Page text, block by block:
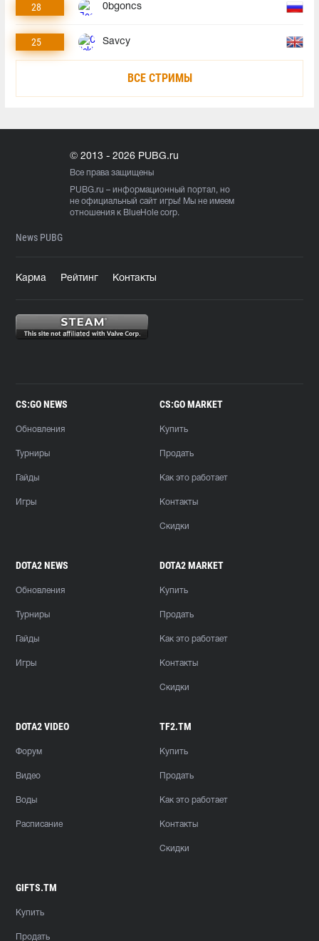
28 0bgoncs
25 Savcy
ВСЕ СТРИМЫ
© 2013 - 2026 PUBG.ru
Все права защищены
PUBG.ru – информационный портал, но
не официальный сайт игры! Мы не имеем
отношения к BlueHole corp.
News PUBG
Карма Рейтинг Контакты
CS:GO NEWS
Обновления
Турниры
Гайды
Игры
CS:GO MARKET
Купить
Продать
Как это работает
Контакты
Скидки
DOTA2 NEWS
Обновления
Турниры
Гайды
Игры
DOTA2 MARKET
Купить
Продать
Как это работает
Контакты
Скидки
DOTA2 VIDEO
Форум
Видео
Воды
Расписание
TF2.TM
Купить
Продать
Как это работает
Контакты
Скидки
GIFTS.TM
Купить
Продать